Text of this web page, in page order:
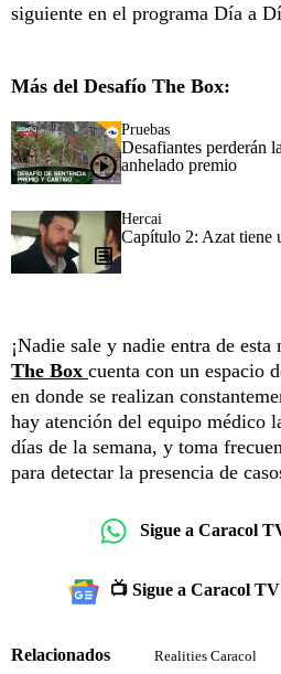
siguiente en el programa Día a
Más del Desafío The Box:
Pruebas
Desafiantes perderán
anhelado premio
Hercai
Capítulo 2: Azat tiene
¡Nadie sale y nadie entra de esta
The Box cuenta con un espacio
en donde se realizan
hay atención del equipo médico
días de la semana, y toma
para detectar la presencia de
Sigue a Caracol
📺 Sigue a Caracol
Relacionados Realities Caracol